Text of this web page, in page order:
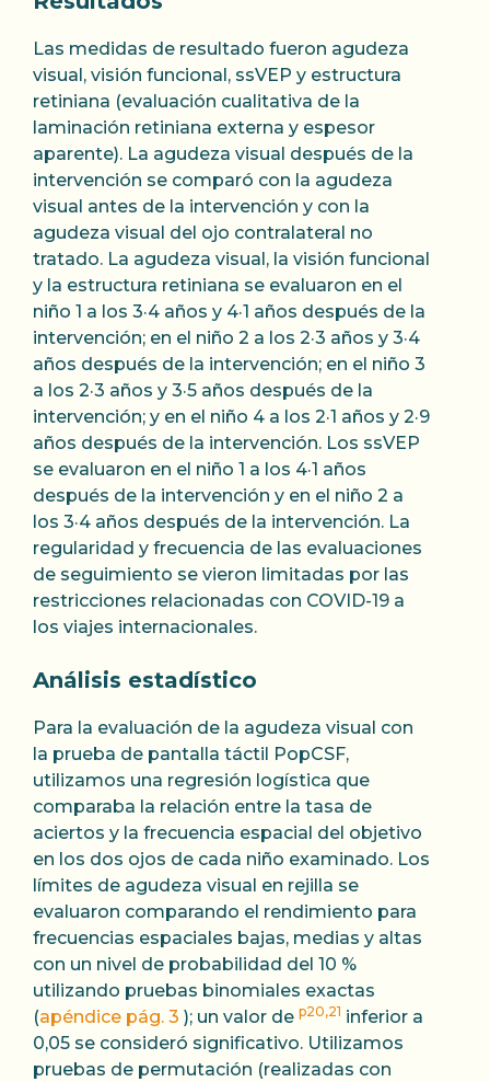
Las medidas de resultado fueron agudeza
visual, visión funcional, ssVEP y estructura
retiniana (evaluación cualitativa de la
laminación retiniana externa y espesor
aparente). La agudeza visual después de la
intervención se comparó con la agudeza
visual antes de la intervención y con la
agudeza visual del ojo contralateral no
tratado. La agudeza visual, la visión funcional
y la estructura retiniana se evaluaron en el
niño 1 a los 3·4 años y 4·1 años después de la
intervención; en el niño 2 a los 2·3 años y 3·4
años después de la intervención; en el niño 3
a los 2·3 años y 3·5 años después de la
intervención; y en el niño 4 a los 2·1 años y 2·9
años después de la intervención. Los ssVEP
se evaluaron en el niño 1 a los 4·1 años
después de la intervención y en el niño 2 a
los 3·4 años después de la intervención. La
regularidad y frecuencia de las evaluaciones
de seguimiento se vieron limitadas por las
restricciones relacionadas con COVID-19 a
los viajes internacionales.
Análisis estadístico
Para la evaluación de la agudeza visual con
la prueba de pantalla táctil PopCSF,
utilizamos una regresión logística que
comparaba la relación entre la tasa de
aciertos y la frecuencia espacial del objetivo
en los dos ojos de cada niño examinado. Los
límites de agudeza visual en rejilla se
evaluaron comparando el rendimiento para
frecuencias espaciales bajas, medias y altas
con un nivel de probabilidad del 10 %
utilizando pruebas binomiales exactas
(apéndice pág. 3 ); un valor de p20,21 inferior a
0,05 se consideró significativo. Utilizamos
pruebas de permutación (realizadas con